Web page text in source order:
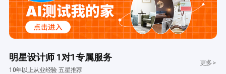
明星设计师 1对1专属服务
10年以上从业经验 五星推荐
更多>